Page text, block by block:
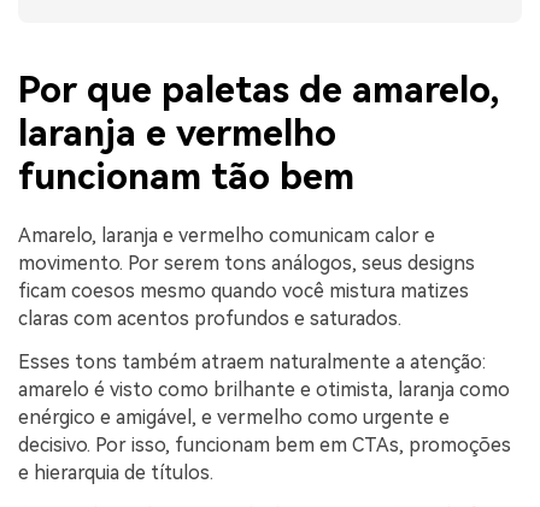
Por que paletas de amarelo,
laranja e vermelho
funcionam tão bem
Amarelo, laranja e vermelho comunicam calor e
movimento. Por serem tons análogos, seus designs
ficam coesos mesmo quando você mistura matizes
claras com acentos profundos e saturados.
Esses tons também atraem naturalmente a atenção:
amarelo é visto como brilhante e otimista, laranja como
enérgico e amigável, e vermelho como urgente e
decisivo. Por isso, funcionam bem em CTAs, promoções
e hierarquia de títulos.